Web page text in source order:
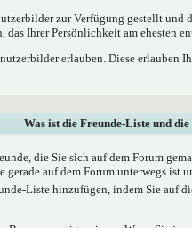
zur Verfügung gestellt und
Ihrer Persönlichkeit am ehesten
erlauben. Diese erlauben
Was ist die Freunde-Liste und
die Sie sich auf dem Forum
gerade auf dem Forum unterwegs
Liste hinzufügen, indem Sie auf